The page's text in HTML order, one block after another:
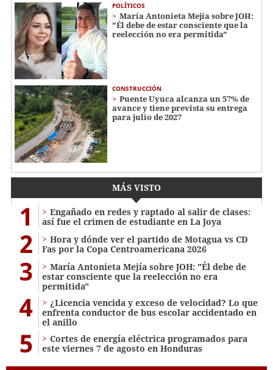
POLÍTICOS
María Antonieta Mejía sobre JOH:
"Él debe de estar consciente que la
reelección no era permitida"
CONSTRUCCIÓN
Puente Uyuca alcanza un 57% de
avance y tiene prevista su entrega
para julio de 2027
MÁS VISTO
1
Engañado en redes y raptado al salir de clases:
así fue el crimen de estudiante en La Joya
2
Hora y dónde ver el partido de Motagua vs CD
Fas por la Copa Centroamericana 2026
3
María Antonieta Mejía sobre JOH: "Él debe de
estar consciente que la reelección no era
permitida"
4
¿Licencia vencida y exceso de velocidad? Lo que
enfrenta conductor de bus escolar accidentado en
el anillo
5
Cortes de energía eléctrica programados para
este viernes 7 de agosto en Honduras